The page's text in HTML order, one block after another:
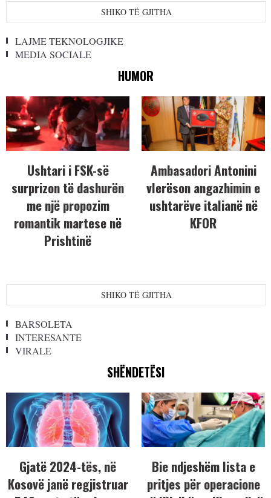
SHIKO TË GJITHA
LAJME TEKNOLOGJIKE
MEDIA SOCIALE
HUMOR
Ushtari i FSK-së
surprizon të dashurën
me një propozim
romantik martese në
Prishtinë
Ambasadori Antonini
vlerëson angazhimin e
ushtarëve italianë në
KFOR
SHIKO TË GJITHA
BARSOLETA
INTERESANTE
VIRALE
SHËNDETËSI
Gjatë 2024-tës, në
Kosovë janë regjistruar
Bie ndjeshëm lista e
pritjes për operacione